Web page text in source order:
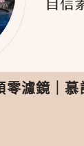
零濾鏡｜